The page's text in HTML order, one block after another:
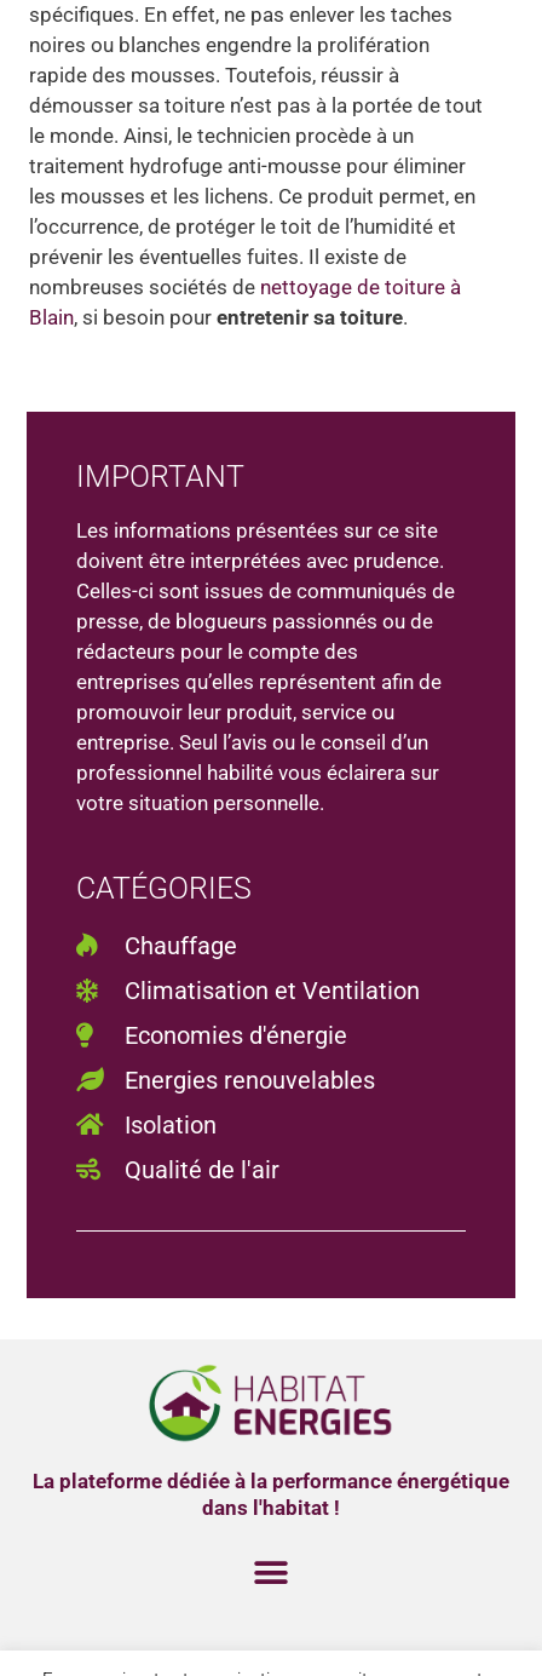
spécifiques. En effet, ne pas enlever les taches
noires ou blanches engendre la prolifération
rapide des mousses. Toutefois, réussir à
démousser sa toiture n’est pas à la portée de tout
le monde. Ainsi, le technicien procède à un
traitement hydrofuge anti-mousse pour éliminer
les mousses et les lichens. Ce produit permet, en
l’occurrence, de protéger le toit de l’humidité et
prévenir les éventuelles fuites. Il existe de
nombreuses sociétés de nettoyage de toiture à
Blain, si besoin pourentretenir sa toiture.
IMPORTANT
Les informations présentées sur ce site
doivent être interprétées avec prudence.
Celles-ci sont issues de communiqués de
presse, de blogueurs passionnés ou de
rédacteurs pour le compte des
entreprises qu’elles représentent afin de
promouvoir leur produit, service ou
entreprise. Seul l’avis ou le conseil d’un
professionnel habilité vous éclairera sur
votre situation personnelle.
CATÉGORIES
Chauffage
Climatisation et Ventilation
Economies d'énergie
Energies renouvelables
Isolation
Qualité de l'air
La plateforme dédiée à la performance énergétique
dans l'habitat !